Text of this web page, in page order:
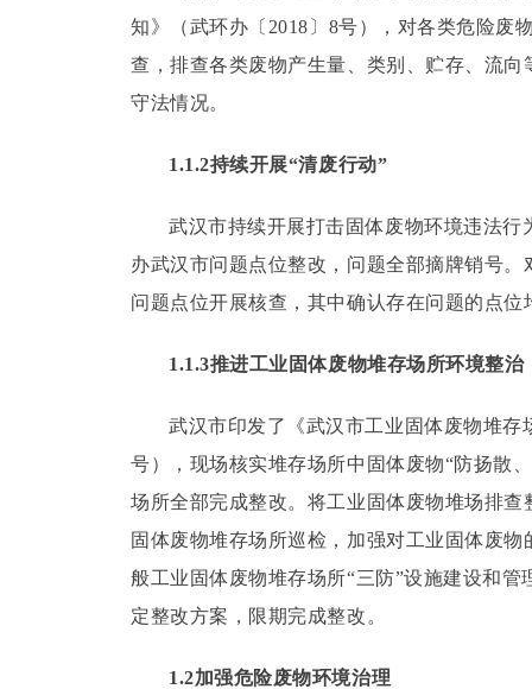
知》（武环办〔2018〕8号），对各类危险废
查，排查各类废物产生量、类别、贮存、流
守法情况。
1.1.2持续开展“清废行动”
武汉市持续开展打击固体废物环境违法行
办武汉市问题点位整改，问题全部摘牌销号。
问题点位开展核查，其中确认存在问题的点位
1.1.3推进工业固体废物堆存场所环境整治
武汉市印发了《武汉市工业固体废物堆
号），现场核实堆存场所中固体废物“防扬散
场所全部完成整改。 将工业固体废物堆场排查
固体废物堆存场所巡检，加强对工业固体废物
般工业固体废物堆存场所“三防”设施建设和
定整改方案，限期完成整改。
1.2加强危险废物环境治理